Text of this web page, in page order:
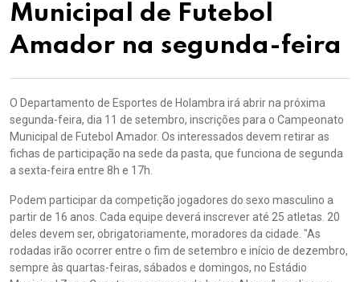
Municipal de Futebol
Amador na segunda-feira
O Departamento de Esportes de Holambra irá abrir na próxima
segunda-feira, dia 11 de setembro, inscrições para o Campeonato
Municipal de Futebol Amador. Os interessados devem retirar as
fichas de participação na sede da pasta, que funciona de segunda
a sexta-feira entre 8h e 17h.
Podem participar da competição jogadores do sexo masculino a
partir de 16 anos. Cada equipe deverá inscrever até 25 atletas. 20
deles devem ser, obrigatoriamente, moradores da cidade. "As
rodadas irão ocorrer entre o fim de setembro e início de dezembro,
sempre às quartas-feiras, sábados e domingos, no Estádio